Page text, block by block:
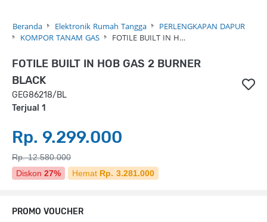
Beranda Elektronik Rumah Tangga
PERLENGKAPAN DAPUR
KOMPOR TANAM GAS
FOTILE BUILT IN H…
FOTILE BUILT IN HOB GAS 2 BURNER
BLACK
GEG86218/BL
Terjual 1
Rp. 9.299.000
Rp. 12.580.000
Diskon 27% Hemat Rp. 3.281.000
PROMO VOUCHER